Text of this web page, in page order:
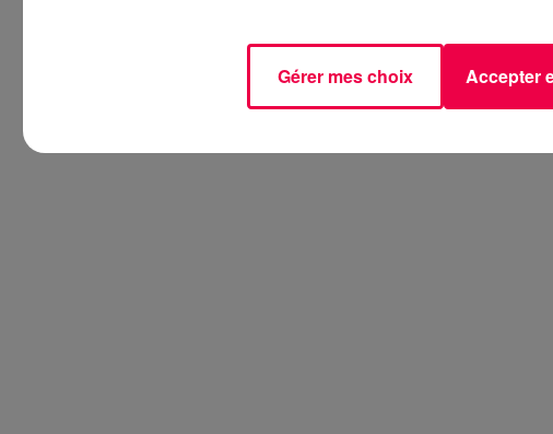
Gérer mes choix Accepter